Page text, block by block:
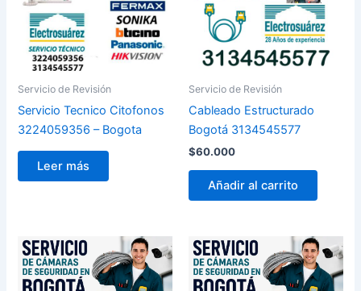
Servicio de Revisión
Servicio Tecnico Citofonos
3224059356 – Bogota
Leer más
Servicio de Revisión
Cableado Estructurado
Bogotá 3134545577
$60.000
Añadir al carrito